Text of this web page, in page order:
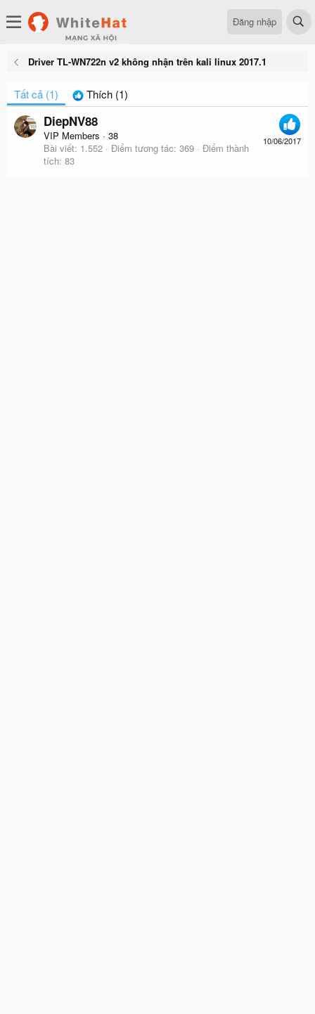
Đăng nhập
Driver TL-WN722n v2 không nhận trên kali linux 2017.1
Tất cả (1) Thích (1)
10/06/2017
DiepNV88
VIP Members · 38
Bài viết 1.552 Điểm tương tác 369
Điểm thành
tích 83